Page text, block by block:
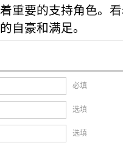
重要的支持角色。
自豪和满足。
必填
选填
选填